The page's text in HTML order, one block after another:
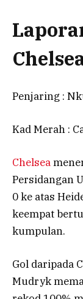
Penjaring :
Kad Merah :
Chelsea
Persidangan
0 ke atas
keempat
kumpulan.
Gol daripada
Mudryk